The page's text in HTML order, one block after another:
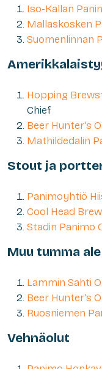
Iso-Kallan
Mallaskosken
Suomenlinnan
Hopping
Chief
Beer Hunter’s
Mathildedalin
Stout ja
Panimoyhtiö
Cool Head
Stadin Panimo
Muu tumma ale
Lammin Sahti
Beer Hunter’s
Ruosniemen
Vehnäolut